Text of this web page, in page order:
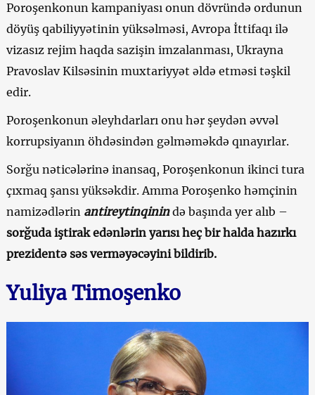
Poroşenkonun kampaniyası onun dövründə ordunun
döyüş qabiliyyətinin yüksəlməsi, Avropa İttifaqı ilə
vizasız rejim haqda sazişin imzalanması, Ukrayna
Pravoslav Kilsəsinin muxtariyyət əldə etməsi təşkil
edir.
Poroşenkonun əleyhdarları onu hər şeydən əvvəl
korrupsiyanın öhdəsindən gəlməməkdə qınayırlar.
Sorğu nəticələrinə inansaq, Poroşenkonun ikinci tura
çıxmaq şansı yüksəkdir. Amma Poroşenko həmçinin
namizədlərin antireytinqinində başında yer alıb –
sorğuda iştirak edənlərin yarısı heç bir halda hazırkı
prezidentə səs verməyəcəyini bildirib.
Yuliya Timoşenko